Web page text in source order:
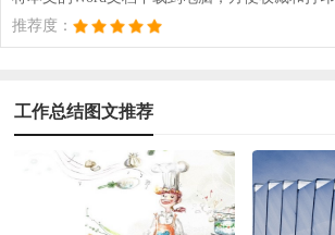
推荐度：
工作总结图文推荐